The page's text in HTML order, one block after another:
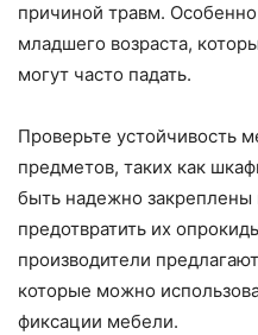
причиной травм.
младшего возраста,
могут часто падать.
Проверьте устойчивость
предметов, таких как
быть надежно закреплены
предотвратить их
производители
которые можно
фиксации мебели.